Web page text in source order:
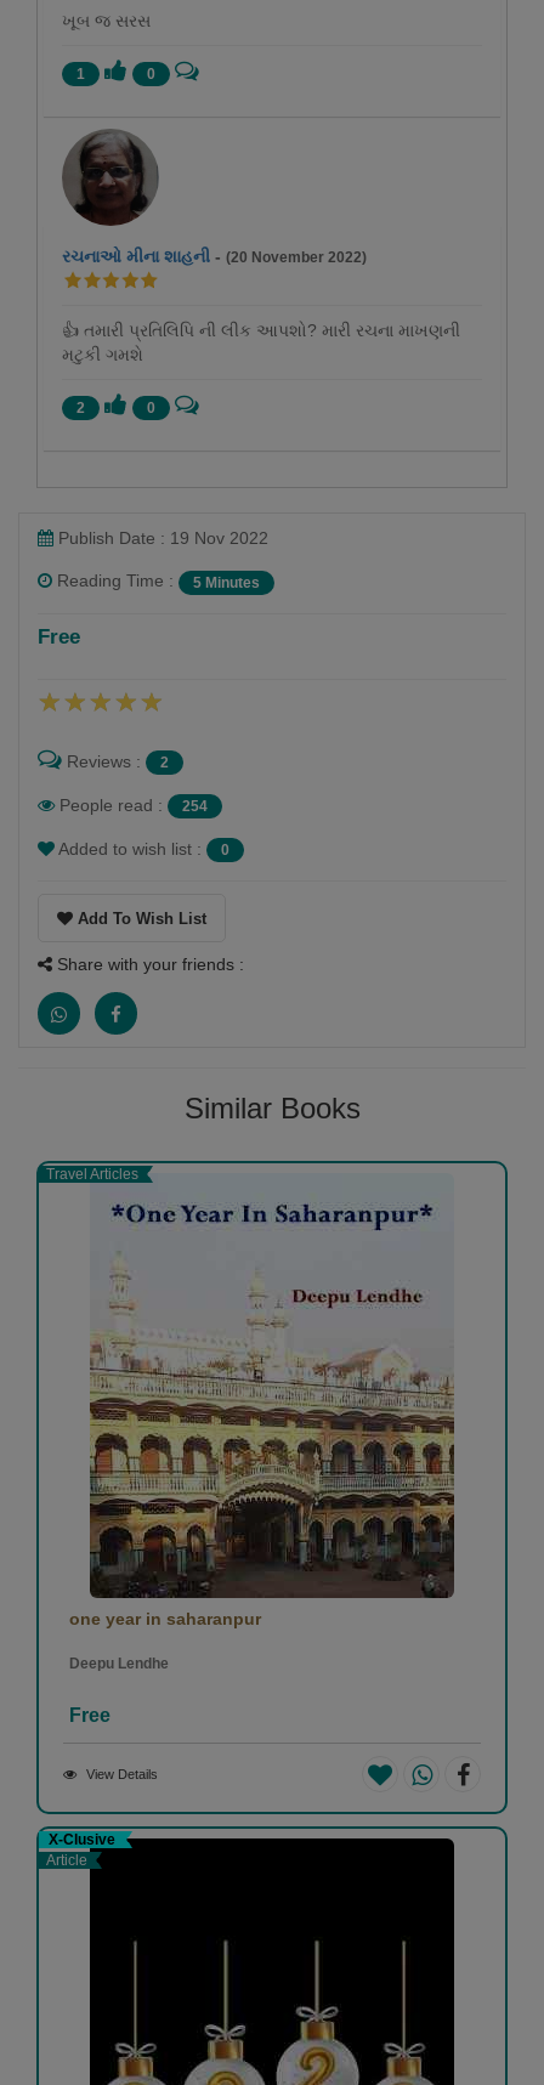
ખૂબ જ સરસ
1 0
રચનાઓ મીના શાહની - (20 November 2022)
👍 તમારી પ્રતિલિપિ ની લીક આપશો? મારી રચના માખણની
મટુકી ગમશે
2 0
Falguni Dost
Publish Date : 19 Nov 2022
Reading Time : 5 Minutes
Free
Reviews : 2
People read : 254
Added to wish list : 0
Add To Wish List
Share with your friends :
Similar Books
Travel Articles
one year in saharanpur
Deepu Lendhe
Free
View Details
X-Clusive
Article